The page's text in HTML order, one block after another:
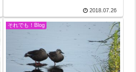
ンでのお昼となった。紹介され
た時の第一声「あ、司教様」は
明らかに使い慣れた信者の口
調。開会式後に判明したが、や
はりそうだった。...
2018.07.26
それでも！Blog